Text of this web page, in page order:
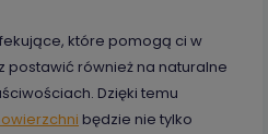
które pomogą ci w
postawić również na naturalne
Dzięki temu
będzie nie tylko